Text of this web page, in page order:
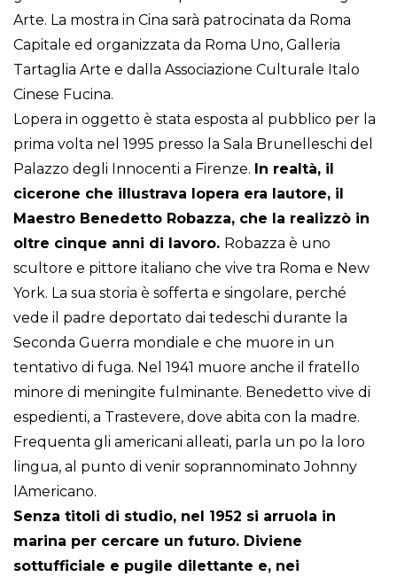
Arte. La mostra in Cina sarà patrocinata da Roma
Capitale ed organizzata da Roma Uno, Galleria
Tartaglia Arte e dalla Associazione Culturale Italo
Cinese Fucina.
Lopera in oggetto è stata esposta al pubblico per la
prima volta nel 1995 presso la Sala Brunelleschi del
Palazzo degli Innocenti a Firenze. In realtà, il
cicerone che illustrava lopera era lautore, il
Maestro Benedetto Robazza, che la realizzò in
oltre cinque anni di lavoro. Robazza è uno
scultore e pittore italiano che vive tra Roma e New
York. La sua storia è sofferta e singolare, perché
vede il padre deportato dai tedeschi durante la
Seconda Guerra mondiale e che muore in un
tentativo di fuga. Nel 1941 muore anche il fratello
minore di meningite fulminante. Benedetto vive di
espedienti, a Trastevere, dove abita con la madre.
Frequenta gli americani alleati, parla un po la loro
lingua, al punto di venir soprannominato Johnny
lAmericano.
Senza titoli di studio, nel 1952 si arruola in
marina per cercare un futuro. Diviene
sottufficiale e pugile dilettante e, nei